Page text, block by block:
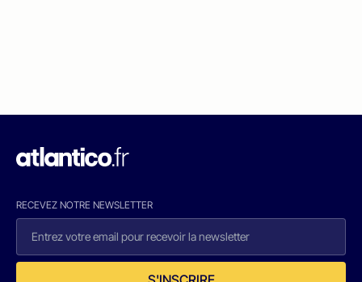
RECEVEZ NOTRE NEWSLETTER